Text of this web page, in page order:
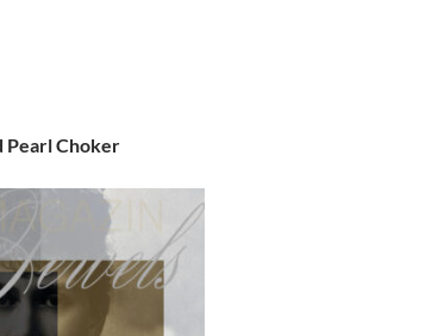
Pearl Choker